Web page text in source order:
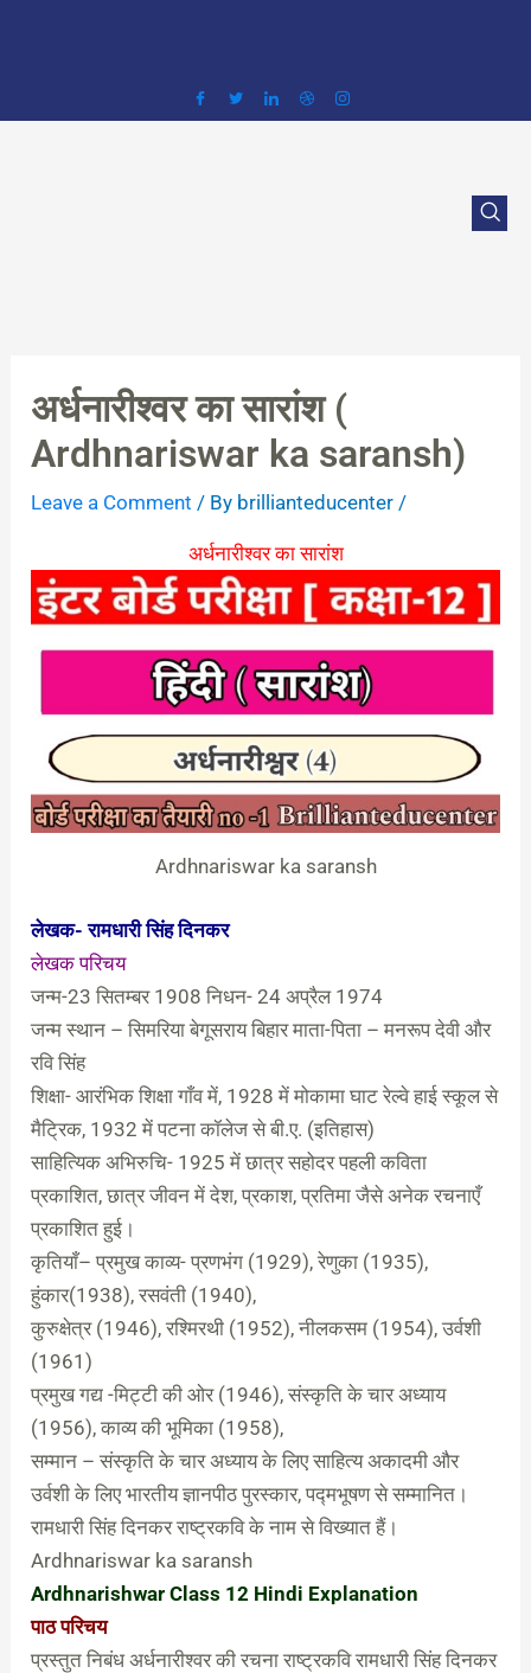
अर्धनारीश्‍वर का सारांश (
Ardhnariswar ka saransh)
Leave a Comment / By brillianteducenter /
अर्धनारीश्‍वर का सारांश
Ardhnariswar ka saransh
लेखक- रामधारी सिंह दिनकर
लेखक परिचय
जन्म-23 सितम्बर 1908 निधन- 24 अप्रैल 1974
जन्म स्थान – सिमरिया बेगूसराय बिहार माता-पिता – मनरूप देवी और
रवि सिंह
शिक्षा- आरंभिक शिक्षा गाँव में, 1928 में मोकामा घाट रेल्वे हाई स्कूल से
मैट्रिक, 1932 में पटना कॉलेज से बी.ए. (इतिहास)
साहित्यिक अभिरुचि- 1925 में छात्र सहोदर पहली कविता
प्रकाशित, छात्र जीवन में देश, प्रकाश, प्रतिमा जैसे अनेक रचनाएँ
प्रकाशित हुई।
कृतियाँ– प्रमुख काव्य- प्रणभंग (1929), रेणुका (1935),
हुंकार(1938), रसवंती (1940),
कुरुक्षेत्र (1946), रश्मिरथी (1952), नीलकसम (1954), उर्वशी
(1961)
प्रमुख गद्य -मिट्टी की ओर (1946), संस्कृति के चार अध्याय
(1956), काव्य की भूमिका (1958),
सम्मान – संस्कृति के चार अध्याय के लिए साहित्य अकादमी और
उर्वशी के लिए भारतीय ज्ञानपीठ पुरस्कार, पद्मभूषण से सम्मानित।
रामधारी सिंह दिनकर राष्ट्रकवि के नाम से विख्यात हैं।
Ardhnariswar ka saransh
Ardhnarishwar Class 12 Hindi Explanation
पाठ परिचय
प्रस्तुत निबंध अर्धनारीश्वर की रचना राष्ट्रकवि रामधारी सिंह दिनकर